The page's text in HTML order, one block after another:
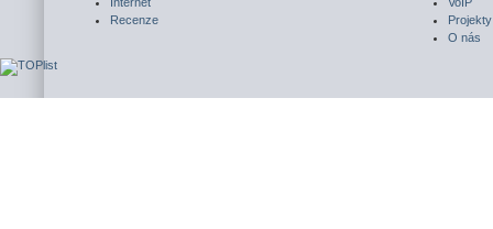
Internet
Recenze
VoIP
Projekty
O nás